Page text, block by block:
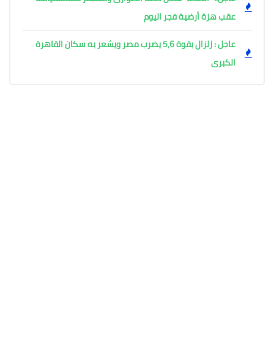
عقب هزة أرضية فجر اليوم ​
عاجل : زلزال بقوة 5,6 يضرب مصر ويشعر به سكان القاهرة
الكبرى